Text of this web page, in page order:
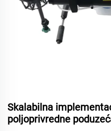
Skalabilna
poljoprivredne